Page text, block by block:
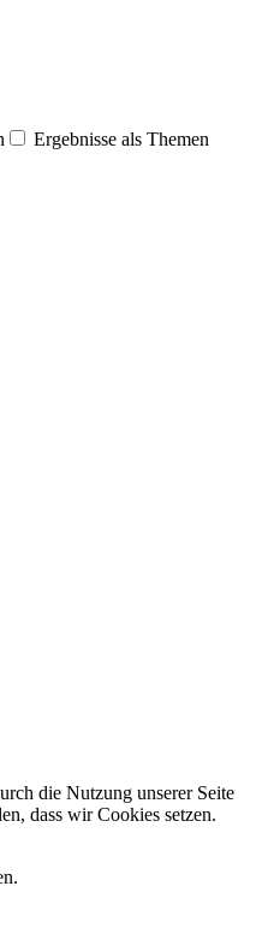
Ergebnisse als Themen
die Nutzung unserer Seite
dass wir Cookies setzen.